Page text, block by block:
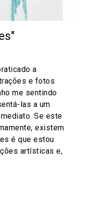
a
e fotos
me sentindo
las a um
Se este
existem
é que estou
artísticas e,